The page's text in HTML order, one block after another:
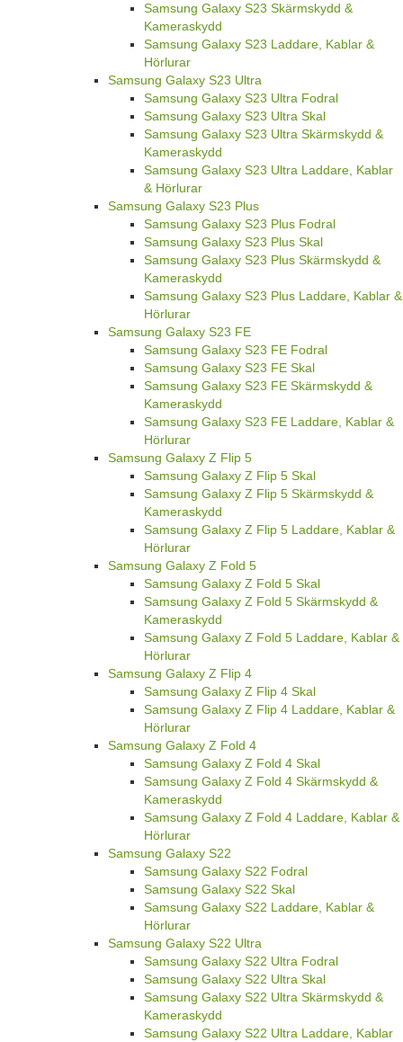
Samsung Galaxy S23 Skärmskydd &
Kameraskydd
Samsung Galaxy S23 Laddare, Kablar &
Hörlurar
Samsung Galaxy S23 Ultra
Samsung Galaxy S23 Ultra Fodral
Samsung Galaxy S23 Ultra Skal
Samsung Galaxy S23 Ultra Skärmskydd &
Kameraskydd
Samsung Galaxy S23 Ultra Laddare, Kablar
& Hörlurar
Samsung Galaxy S23 Plus
Samsung Galaxy S23 Plus Fodral
Samsung Galaxy S23 Plus Skal
Samsung Galaxy S23 Plus Skärmskydd &
Kameraskydd
Samsung Galaxy S23 Plus Laddare, Kablar &
Hörlurar
Samsung Galaxy S23 FE
Samsung Galaxy S23 FE Fodral
Samsung Galaxy S23 FE Skal
Samsung Galaxy S23 FE Skärmskydd &
Kameraskydd
Samsung Galaxy S23 FE Laddare, Kablar &
Hörlurar
Samsung Galaxy Z Flip 5
Samsung Galaxy Z Flip 5 Skal
Samsung Galaxy Z Flip 5 Skärmskydd &
Kameraskydd
Samsung Galaxy Z Flip 5 Laddare, Kablar &
Hörlurar
Samsung Galaxy Z Fold 5
Samsung Galaxy Z Fold 5 Skal
Samsung Galaxy Z Fold 5 Skärmskydd &
Kameraskydd
Samsung Galaxy Z Fold 5 Laddare, Kablar &
Hörlurar
Samsung Galaxy Z Flip 4
Samsung Galaxy Z Flip 4 Skal
Samsung Galaxy Z Flip 4 Laddare, Kablar &
Hörlurar
Samsung Galaxy Z Fold 4
Samsung Galaxy Z Fold 4 Skal
Samsung Galaxy Z Fold 4 Skärmskydd &
Kameraskydd
Samsung Galaxy Z Fold 4 Laddare, Kablar &
Hörlurar
Samsung Galaxy S22
Samsung Galaxy S22 Fodral
Samsung Galaxy S22 Skal
Samsung Galaxy S22 Laddare, Kablar &
Hörlurar
Samsung Galaxy S22 Ultra
Samsung Galaxy S22 Ultra Fodral
Samsung Galaxy S22 Ultra Skal
Samsung Galaxy S22 Ultra Skärmskydd &
Kameraskydd
Samsung Galaxy S22 Ultra Laddare, Kablar